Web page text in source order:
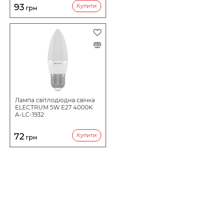
93 грн Купити
Лампа світлодіодна свічка
ELECTRUM 5W E27 4000K
A-LC-1932
72 грн Купити